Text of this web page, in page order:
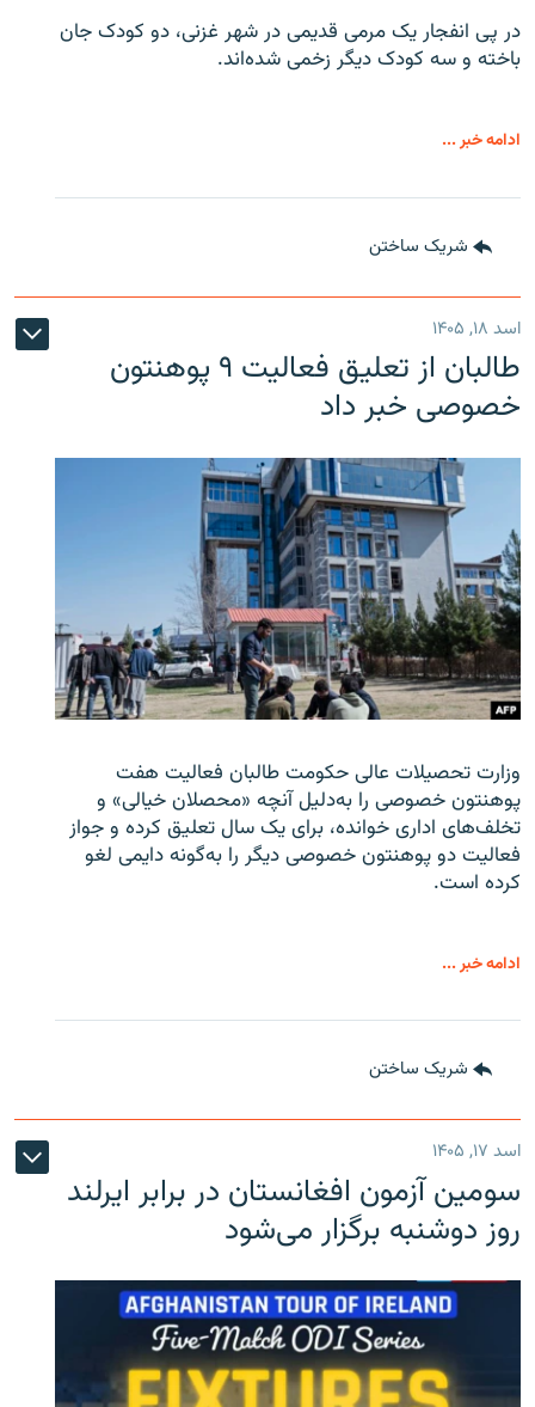
در پی انفجار یک مرمی قدیمی در شهر غزنی، دو کودک جان
باخته و سه کودک دیگر زخمی شده‌اند.
ادامه خبر ...
شریک ساختن
اسد ۱۸, ۱۴۰۵
طالبان از تعلیق فعالیت ۹ پوهنتون
خصوصی خبر داد
وزارت تحصیلات عالی حکومت طالبان فعالیت هفت
پوهنتون خصوصی را به‌دلیل آنچه «محصلان خیالی» و
تخلف‌های اداری خوانده، برای یک سال تعلیق کرده و جواز
فعالیت دو پوهنتون خصوصی دیگر را به‌گونه دایمی لغو
کرده است.
ادامه خبر ...
شریک ساختن
اسد ۱۷, ۱۴۰۵
سومین آزمون افغانستان در برابر ایرلند
روز دوشنبه برگزار می‌شود